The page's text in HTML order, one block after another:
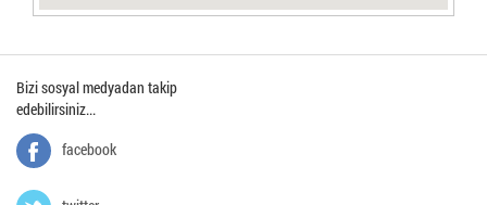
Bizi sosyal medyadan takip
edebilirsiniz...
facebook